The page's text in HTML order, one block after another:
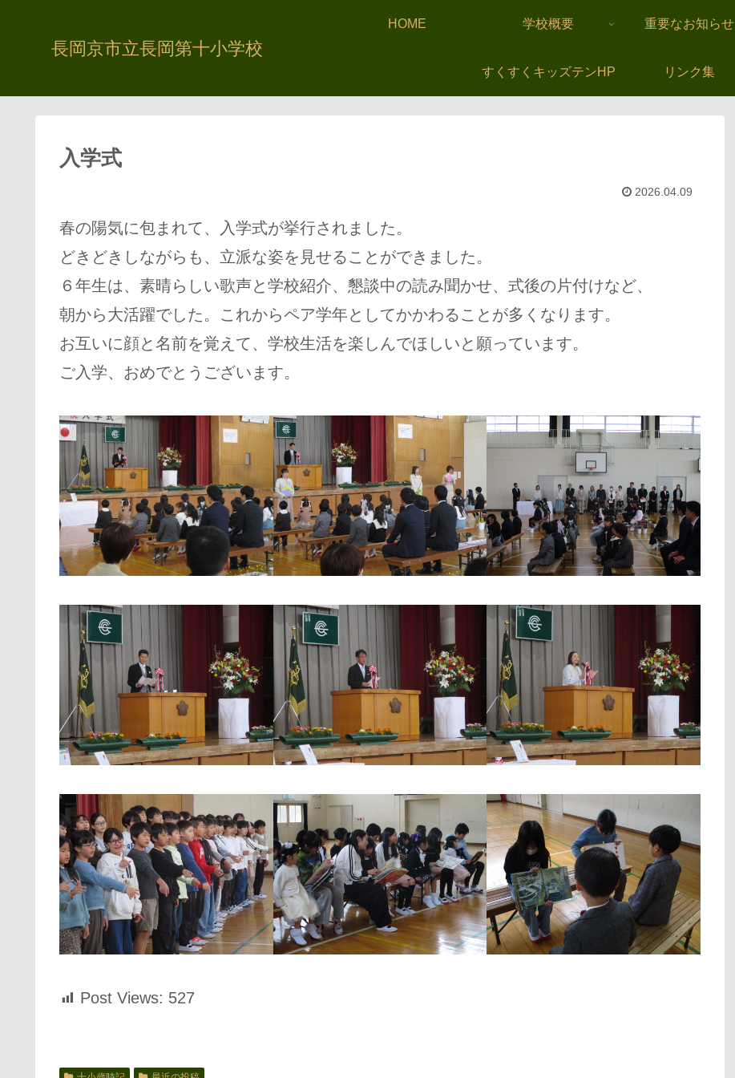
長岡京市立長岡第十小学校
HOME 学校概要 重要なお知らせ
すくすくキッズテンHP リンク集
入学式
2026.04.09
春の陽気に包まれて、入学式が挙行されました。
どきどきしながらも、立派な姿を見せることができました。
６年生は、素晴らしい歌声と学校紹介、懇談中の読み聞かせ、式後の片付けなど、
朝から大活躍でした。これからペア学年としてかかわることが多くなります。
お互いに顔と名前を覚えて、学校生活を楽しんでほしいと願っています。
ご入学、おめでとうございます。
Post Views: 527